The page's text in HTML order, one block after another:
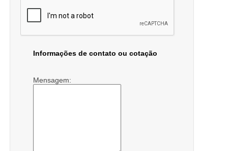
Informações de contato ou cotação
Mensagem: